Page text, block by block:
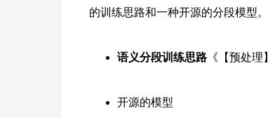
的训练思路和一种开源的分段模型。
语义分段训练思路 《【预处理
开源的模型